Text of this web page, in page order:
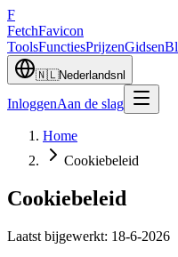
F
FetchFavicon
ToolsFunctiesPrijzenGidsen
🇳🇱Nederlandsnl
InloggenAan de slag
Home
Cookiebeleid
Cookiebeleid
Laatst bijgewerkt: 18-6-2026